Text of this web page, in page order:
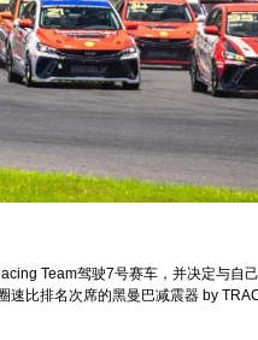
Team驾驶7号赛车，并决定与自
比排名次席的黑曼巴减震器 by